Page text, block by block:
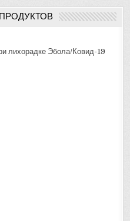
лихорадке Эбола/Ковид-19